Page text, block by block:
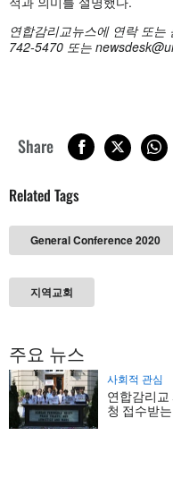
연합감리교뉴스에연락 또는
742-5470 또는
Share
Related Tags
General Conference 2020
지역교회
주요 뉴스
사회적 관심
연합감리교
청 접수받